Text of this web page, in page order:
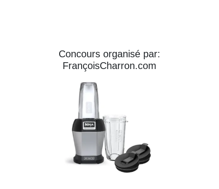
Concours organisé par:
FrançoisCharron.com